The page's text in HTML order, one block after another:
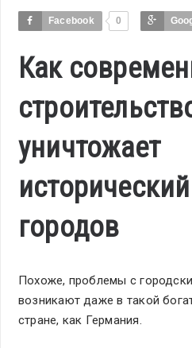
Facebook 0
Как
уничтожает
городов
Похоже, проблемы с
возникают даже в такой
стране, как Германия.